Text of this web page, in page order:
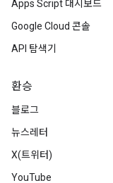
Apps Script 대시보드
Google Cloud 콘솔
API 탐색기
환승
블로그
뉴스레터
X(트위터)
YouTube